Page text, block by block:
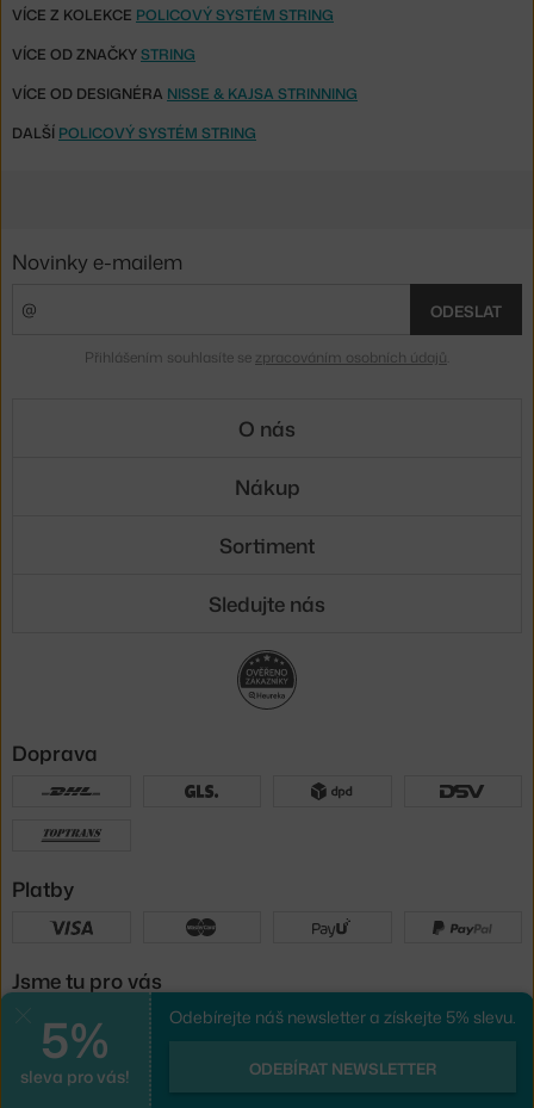
VÍCE Z KOLEKCE POLICOVÝ SYSTÉM STRING
VÍCE OD ZNAČKYSTRING
VÍCE OD DESIGNÉRA NISSE & KAJSA STRINNING
DALŠÍ POLICOVÝ SYSTÉM STRING
5%
sleva pro vás!
Odebírejte náš newsletter a získejte 5% slevu.
ODEBÍRAT NEWSLETTER
Novinky e-mailem
ODESLAT
Přihlášením souhlasíte se zpracováním osobních údajů
O nás
Nákup
Sortiment
Sledujte nás
Doprava
Platby
Jsme tu pro vás
e-shop na míruod